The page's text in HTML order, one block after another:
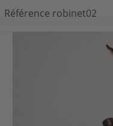
Référence robinet02